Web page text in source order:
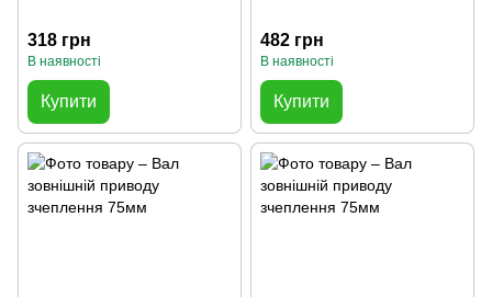
318 грн
В наявності
Купити
482 грн
В наявності
Купити